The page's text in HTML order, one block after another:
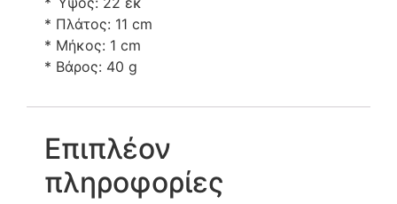
* Πλάτος: 11 cm
* Μήκος: 1 cm
* Βάρος: 40 g
Επιπλέον
πληροφορίες